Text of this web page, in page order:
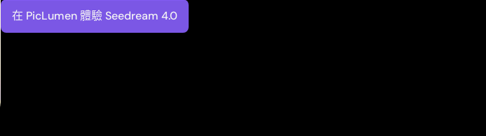
在 PicLumen 體驗 Seedream 4.0